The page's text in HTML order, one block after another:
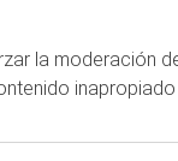
la moderación
inapropiado